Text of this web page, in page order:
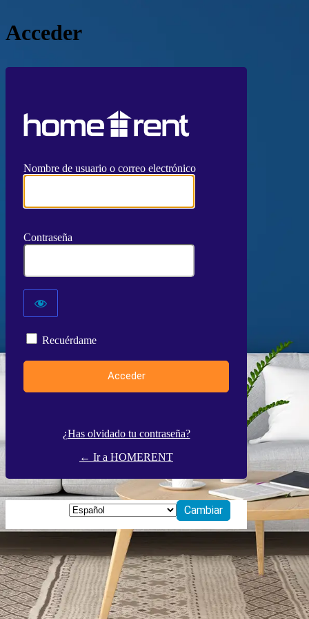
Acceder
Nombre de usuario o correo electrónico
Contraseña
Recuérdame
¿Has olvidado tu contraseña?
← Ir a HOMERENT